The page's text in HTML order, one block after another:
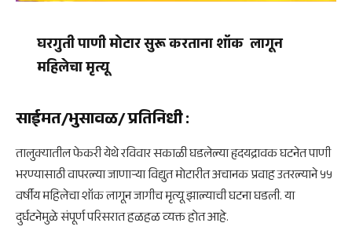
घरगुती पाणी मोटार सुरू करताना शॉक लागून
महिलेचा मृत्यू
साईमत/भुसावळ/ प्रतिनिधी:
तालुक्यातील फेकरी येथे रविवार सकाळी घडलेल्या हृदयद्रावक घटनेत पाणी
भरण्यासाठी वापरल्या जाणाऱ्या विद्युत मोटारीत अचानक प्रवाह उतरल्याने ५५
वर्षीय महिलेचा शॉक लागून जागीच मृत्यू झाल्याची घटना घडली. या
दुर्घटनेमुळे संपूर्ण परिसरात हळहळ व्यक्त होत आहे.